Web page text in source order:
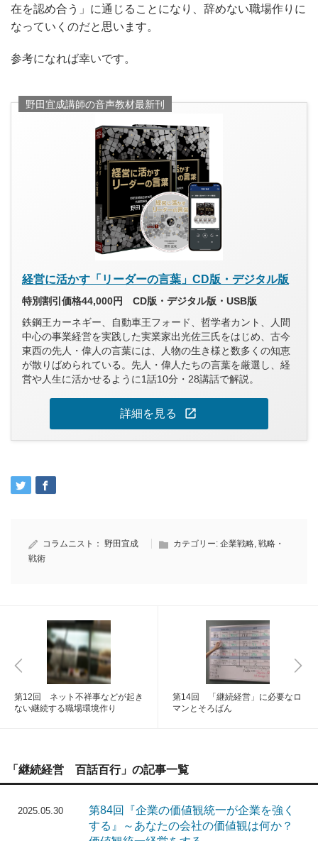
在を認め合う」に通じることになり、辞めない職場作りに
なっていくのだと思います。
参考になれば幸いです。
野田宜成講師の音声教材最新刊
経営に活かす「リーダーの言葉」CD版・デジタル版
特別割引価格44,000円 CD版・デジタル版・USB版
鉄鋼王カーネギー、自動車王フォード、哲学者カント、人間
中心の事業経営を実践した実業家出光佐三氏をはじめ、古今
東西の先人・偉人の言葉には、人物の生き様と数多くの知恵
が散りばめられている。先人・偉人たちの言葉を厳選し、経
営や人生に活かせるように1話10分・28講話で解説。
詳細を見る open_in_new
コラムニスト： 野田宜成 カテゴリー: 企業戦略, 戦略・
戦術
第12回 ネット不祥事などが起き
ない継続する職場環境作り
第14回 「継続経営」に必要なロ
マンとそろばん
「継続経営 百話百行」の記事一覧
2025.05.30
第84回『企業の価値観統一が企業を強く
する』～あなたの会社の価値観は何か？